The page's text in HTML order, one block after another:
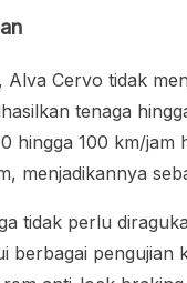
Alva Cervo tidak
tenaga
hingga 100 km/jam
menjadikannya
tidak perlu
berbagai pengujian